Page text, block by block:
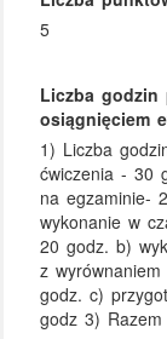
5
Liczba godzin
osiągnięciem
1) Liczba
ćwiczenia - 30
na egzaminie-
wykonanie w
20 godz. b)
z
godz. c)
godz 3)